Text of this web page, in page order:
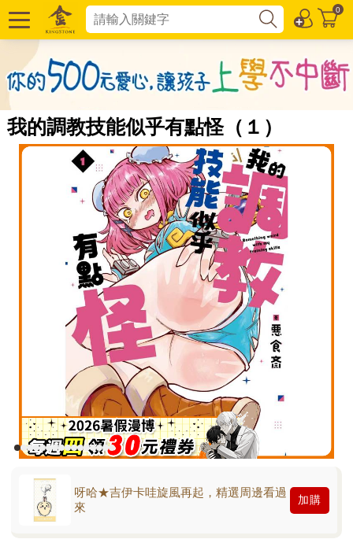
0
我的調教技能似乎有點怪（１）
呀哈★吉伊卡哇旋風再起，精選周邊看過
來
加購